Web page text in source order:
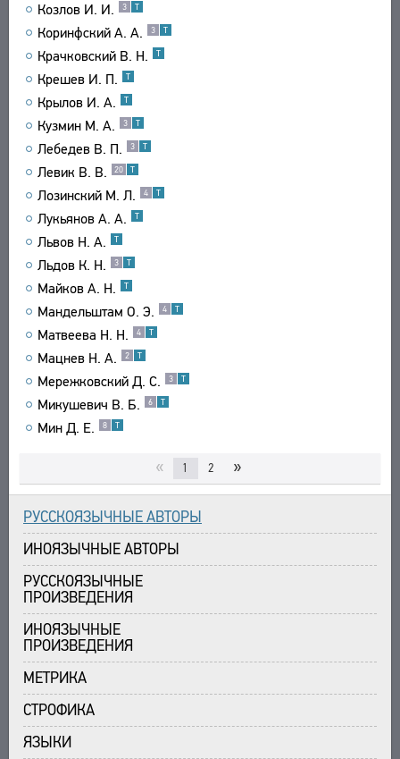
Козлов И. И. 3 Т
Коринфский А. А. 3 Т
Крачковский В. Н. Т
Крешев И. П. Т
Крылов И. А. Т
Кузмин М. А. 3 Т
Лебедев В. П. 3 Т
Левик В. В. 20 Т
Лозинский М. Л. 4 Т
Лукьянов А. А. Т
Львов Н. А. Т
Льдов К. Н. 3 Т
Майков А. Н. Т
Мандельштам О. Э. 4 Т
Матвеева Н. Н. 4 Т
Мацнев Н. А. 2 Т
Мережковский Д. С. 3 Т
Микушевич В. Б. 6 Т
Мин Д. Е. 8 Т
« 1 2 »
РУССКОЯЗЫЧНЫЕ АВТОРЫ
ИНОЯЗЫЧНЫЕ АВТОРЫ
РУССКОЯЗЫЧНЫЕ
ПРОИЗВЕДЕНИЯ
ИНОЯЗЫЧНЫЕ
ПРОИЗВЕДЕНИЯ
МЕТРИКА
СТРОФИКА
ЯЗЫКИ